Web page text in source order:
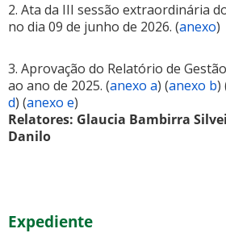
2. Ata da III sessão extraordinária
no dia 09 de junho de 2026. (anexo)
3. Aprovação do Relatório de
ao ano de 2025. (anexo a) (anexo b)
d) (anexo e)
Relatores: Glaucia Bambirra
Danilo
Expediente